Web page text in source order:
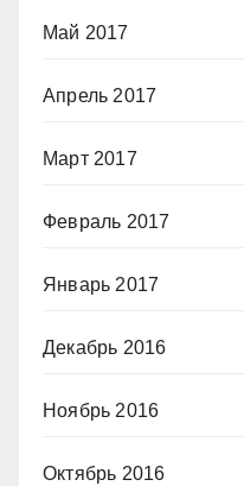
Май 2017
Апрель 2017
Март 2017
Февраль 2017
Январь 2017
Декабрь 2016
Ноябрь 2016
Октябрь 2016